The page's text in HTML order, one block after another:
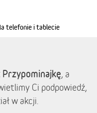
telefonie i tablecie
, a
Ci podpowiedź,
w akcji.